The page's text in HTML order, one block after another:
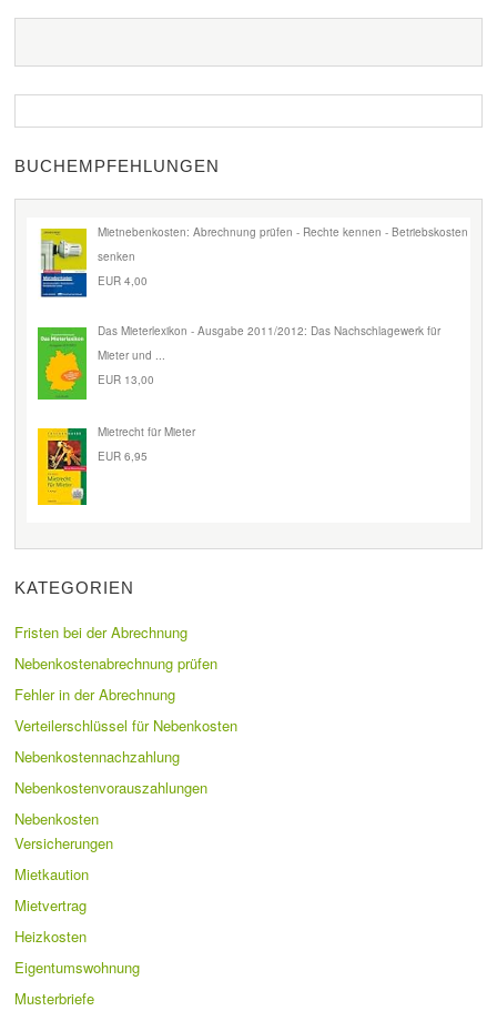
BUCHEMPFEHLUNGEN
Mietnebenkosten: Abrechnung prüfen - Rechte kennen - Betriebskosten
senken
EUR 4,00
Das Mieterlexikon - Ausgabe 2011/2012: Das Nachschlagewerk für
Mieter und ...
EUR 13,00
Mietrecht für Mieter
EUR 6,95
KATEGORIEN
Fristen bei der Abrechnung
Nebenkostenabrechnung prüfen
Fehler in der Abrechnung
Verteilerschlüssel für Nebenkosten
Nebenkostennachzahlung
Nebenkostenvorauszahlungen
Nebenkosten
Versicherungen
Mietkaution
Mietvertrag
Heizkosten
Eigentumswohnung
Musterbriefe